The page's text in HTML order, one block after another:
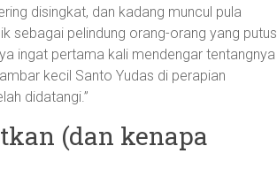
disingkat, dan kadang muncul pula
sebagai pelindung orang-orang yang putus
ingat pertama kali mendengar tentangnya
kecil Santo Yudas di perapian
didatangi.”
(dan kenapa